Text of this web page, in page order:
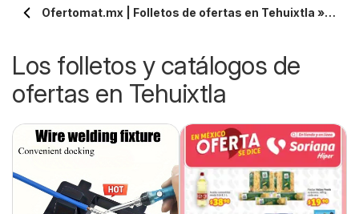
Ofertomat.mx | Folletos de ofertas en Tehuixtla »
Los folletos y catálogos de
ofertas en Tehuixtla